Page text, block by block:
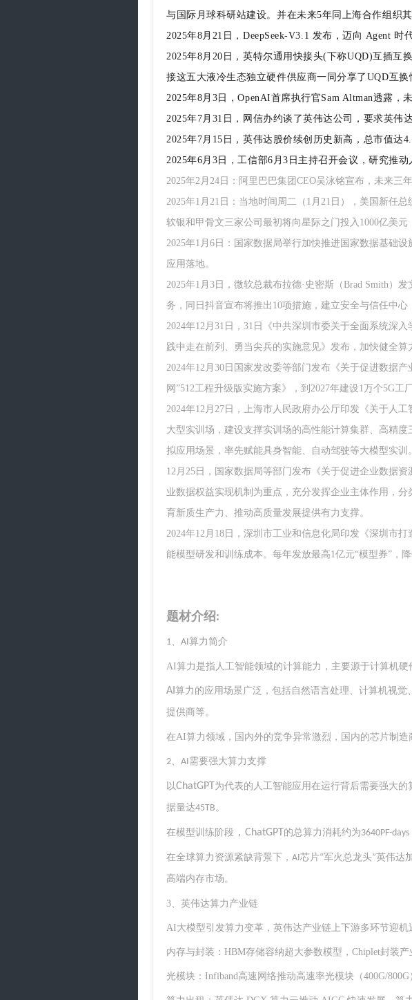
与国际月球科研站建设。并在未来5年同上海合作组织
2025年8月21日，DeepSeek-V3.1 发布，迈向 Agent 时
2025年8月20日，英特尔通用快接头(下称UQD)互插互
接这五大液冷生态独立硬件供应商一同分享了UQD互
2025年8月3日，OpenAI首席执行官Sam Altman透露
2025年7月31日， 网信办约谈了英伟达公司，要求英伟
2025年7月15日， 英伟达股价续创历史新高，总市值达
2025年6月3日， 工信部6月3日主持召开会议，研究推
2025年2月24日：阿里巴巴集团CEO吴泳铭宣布，未来三
2025年1月21日：当地时间周二（1月21日），美国新任
软银和甲骨文三家公司最初将向星际之门投入1000亿美
2025年1月6日：国家数据局举行加快推进国家数据基础
应用落地。
2025年1月3日，微软总裁布拉德·史密斯（Brad Smith）
务，同日抖音宣布将推出10项措施，建立安全与信任中
2024年12月31日，31日《中共深圳市委关于全面系统深
践中走在前列、勇当尖兵的实施意见》发布，加快健全
2024年12月30日国家发改委等部门发布《关于促进数据
网”512工程升级版实施方案》，到2027年建设1万个5G工
2024年12月27日，上海市人民政府办公厅印发《关于人
大型实训场，建设支撑实训场的高性能计算集群、高精
拟应用场景，率先赋能具身智能、自动驾驶等大模型实训。
12月25日，国家数据局等部门发布《关于促进企业数据
业数据权益实现机制为重点，充分发挥企业主体作用，
育新质生产力、推动高质量发展提供有力支撑。
2024年12月18日，深圳市工业和信息化局印发《深圳市
能模型研发和训练成本。每年发放最高1亿元“模型券”，
题材介绍:
1、AI算力简介
AI算力是指人工智能领域的计算能力，主要源于计算机
AI 算力的应用场景广泛，包括自然语言处理、计算机视觉
提供商等。
在AI算力领域，国内外的竞争异常激烈，国内的芯片制造
2、AI需要强大算力支撑
以ChatGPT 为代表的人工智能应用在运行背后需要强大的
据量达45TB。
在模型训练阶段 ， ChatGPT 的总算力消耗约为3640PF-days
在全球算力资源紧缺背景下， AI芯片“军火总龙头”英伟达
高端内存市场。
3、英伟达算力产业链
AI大模型引发算力变革，英伟达产业链上下游多环节迎机
内存与封装：HBM存储容纳超大参数模型，Chiplet封装产
光模块：Infiband高速网络推动高速率光模块（400G/800G